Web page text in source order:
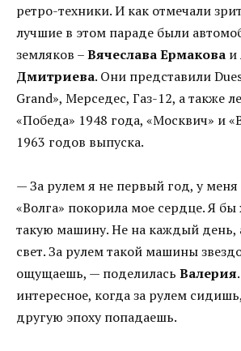
ретро-техники. И как отмечали
лучшие в этом параде были
земляков –Вячеслава Ермакова и
Дмитриева. Они представили
Grand», Мерседес, Газ-12, а также
«Победа» 1948 года, «Москвич» и
1963 годов выпуска.
— За рулем я не первый год, у
«Волга» покорила мое сердце. Я бы
такую машину. Не на каждый день,
свет. За рулем такой машины
ощущаешь, — поделилась Валерия
интересное, когда за рулем
другую эпоху попадаешь.